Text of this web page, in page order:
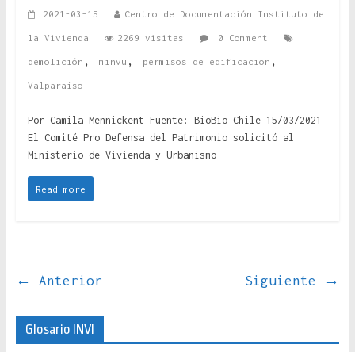
2021-03-15 Centro de Documentación Instituto de
la Vivienda 2269 visitas 0 Comment
demolición , minvu , permisos de edificacion ,
Valparaíso
Por Camila Mennickent Fuente: BioBio Chile 15/03/2021
El Comité Pro Defensa del Patrimonio solicitó al
Ministerio de Vivienda y Urbanismo
Read more
← Anterior Siguiente →
Glosario INVI